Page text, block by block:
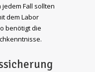
Fall sollten
dem Labor
benötigt die